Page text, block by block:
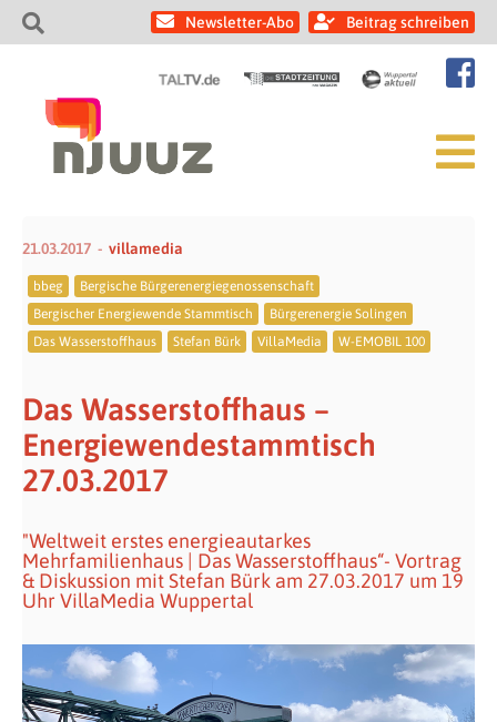
Newsletter-Abo Beitrag schreiben
21.03.2017 villamedia
bbeg
Bergische Bürgerenergiegenossenschaft
Bergischer Energiewende Stammtisch
Bürgerenergie Solingen
Das Wasserstoffhaus
Stefan Bürk VillaMedia W-EMOBIL 100
Das Wasserstoffhaus –
Energiewendestammtisch
27.03.2017
"Weltweit erstes energieautarkes
Mehrfamilienhaus | Das Wasserstoffhaus“- Vortrag
& Diskussion mit Stefan Bürk am 27.03.2017 um 19
Uhr VillaMedia Wuppertal